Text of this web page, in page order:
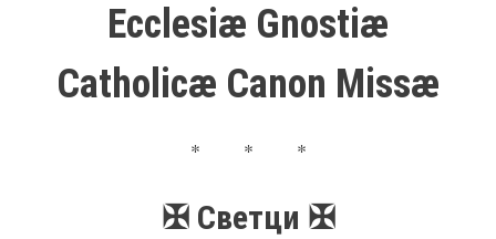
Ecclesiæ Gnostiæ
Catholicæ Canon Missæ
* * *
✠ Светци ✠